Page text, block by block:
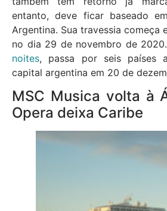
entanto, deve ficar baseado
Argentina. Sua travessia começa
no dia 29 de novembro de 2020.
noites, passa por seis países
capital argentina em 20 de
MSC Musica volta à
Opera deixa Caribe